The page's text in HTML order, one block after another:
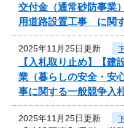
交付金（通常砂防事業
用道路設置工事 に関
2025年11月25日更新
【入札取り止め】【
業（暮らしの安全・安
事に関する一般競争入
2025年11月25日更新